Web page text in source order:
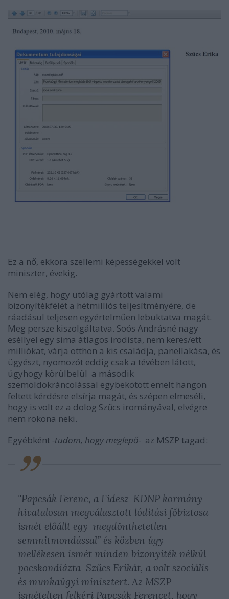
Ez a nő, ekkora szellemi képességekkel volt
miniszter, évekig.
Nem elég, hogy utólag gyártott valami
bizonyítékfélét a hétmilliós teljesítményére, de
ráadásul teljesen egyértelműen lebuktatva magát.
Meg persze kiszolgáltatva. Soós Andrásné nagy
eséllyel egy sima átlagos irodista, nem keres/ett
milliókat, várja otthon a kis családja, panellakása, és
ügyészt, nyomozót eddig csak a tévében látott,
úgyhogy körülbelül a második
szemöldökráncolással egybekötött emelt hangon
feltett kérdésre elsírja magát, és szépen elmeséli,
hogy is volt ez a dolog Szűcs irományával, elvégre
nem rokona neki.
Egyébként -tudom, hogy meglepő- az MSZP tagad:
"Papcsák Ferenc, a Fidesz-KDNP kormány
hivatalosan megválasztott lódítási főbiztosa
ismét előállt egy megdönthetetlen
semmitmondással” és közben úgy
mellékesen ismét minden bizonyíték nélkül
pocskondiázta Szűcs Erikát, a volt szociális
és munkaügyi minisztert. Az MSZP
ismételten felkéri Papcsák Ferencet, hogy